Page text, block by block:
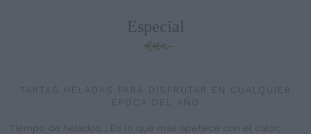
Especial
TARTAS HELADAS PARA DISFRUTAR EN CUALQUIER
ÉPOCA DEL AÑO
Tiempo de helados... Es lo que más apetece con el calor,